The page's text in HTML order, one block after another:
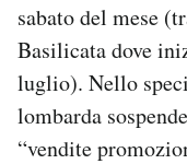
Notifiche mobile
Regala il Post
Hai bisogno di
sabato del mese
Basilicata dove
luglio). Nello
lombarda
“vendite